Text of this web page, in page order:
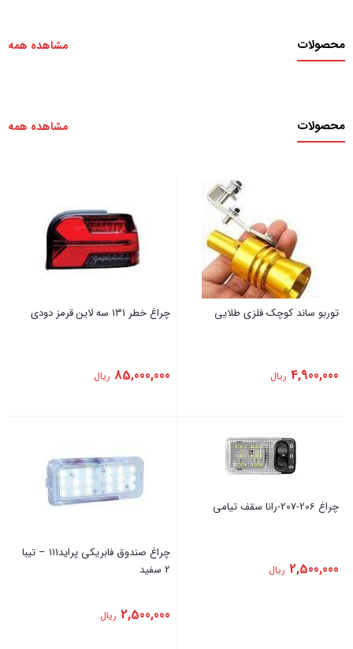
محصولات مشاهده همه
محصولات مشاهده همه
توربو ساند کوچک فلزی طلایی
4,900,000 ریال
چراغ خطر 131 سه لاین قرمز دودی
85,000,000 ریال
چراغ 206-207-رانا سقف تیامی
2,500,000 ریال
چراغ صندوق فابریکی پراید111 – تیبا
2 سفید
2,500,000 ریال